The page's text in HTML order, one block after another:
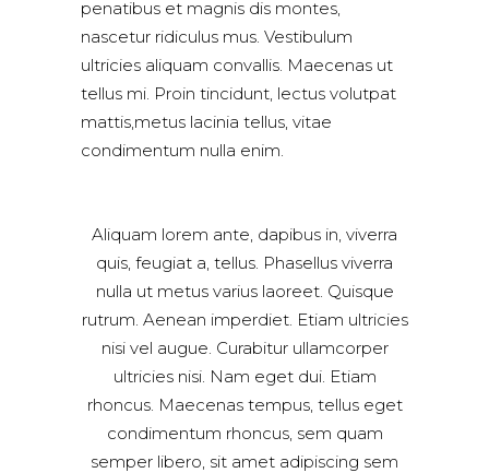
penatibus et magnis dis montes,
nascetur ridiculus mus. Vestibulum
ultricies aliquam convallis. Maecenas ut
tellus mi. Proin tincidunt, lectus volutpat
mattis,metus lacinia tellus, vitae
condimentum nulla enim.
Aliquam lorem ante, dapibus in, viverra
quis, feugiat a, tellus. Phasellus viverra
nulla ut metus varius laoreet. Quisque
rutrum. Aenean imperdiet. Etiam ultricies
nisi vel augue. Curabitur ullamcorper
ultricies nisi. Nam eget dui. Etiam
rhoncus. Maecenas tempus, tellus eget
condimentum rhoncus, sem quam
semper libero, sit amet adipiscing sem